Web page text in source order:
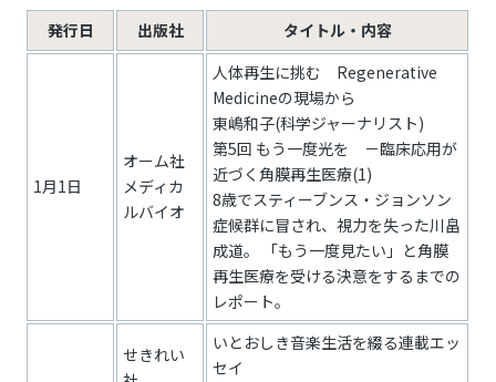
発行日 出版社 タイトル・内容
1月1日
オーム社
メディカ
ルバイオ
人体再生に挑む Regenerative
Medicineの現場から
東嶋和子(科学ジャーナリスト)
第5回 もう一度光を －臨床応用が
近づく角膜再生医療(1)
8歳でスティーブンス・ジョンソン
症候群に冒され、視力を失った川畠
成道。 「もう一度見たい」と角膜
再生医療を受ける決意をするまでの
レポート。
せきれい
いとおしき音楽生活を綴る連載エッ
セイ